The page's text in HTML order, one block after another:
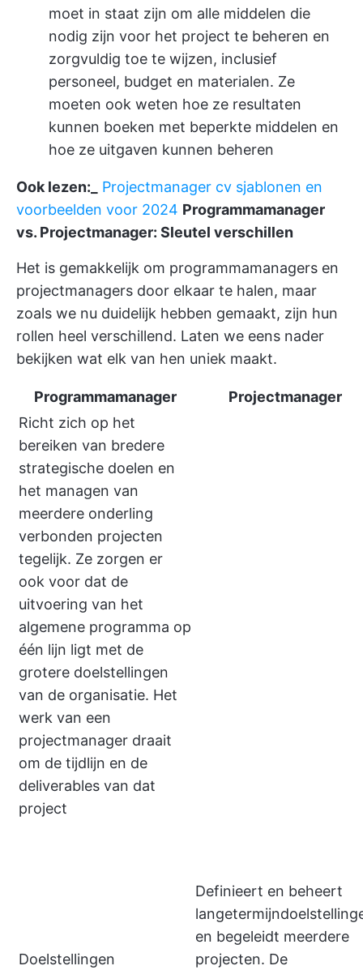
moet in staat zijn om alle middelen die
nodig zijn voor het project te beheren en
zorgvuldig toe te wijzen, inclusief
personeel, budget en materialen. Ze
moeten ook weten hoe ze resultaten
kunnen boeken met beperkte middelen en
hoe ze uitgaven kunnen beheren
Ook lezen:_
Projectmanager cv sjablonen en
voorbeelden voor 2024 Programmamanager
vs. Projectmanager: Sleutel verschillen
Het is gemakkelijk om programmamanagers en
projectmanagers door elkaar te halen, maar
zoals we nu duidelijk hebben gemaakt, zijn hun
rollen heel verschillend. Laten we eens nader
bekijken wat elk van hen uniek maakt.
Programmamanager
Projectmanager
Richt zich op het
bereiken van bredere
strategische doelen en
het managen van
meerdere onderling
verbonden projecten
tegelijk. Ze zorgen er
ook voor dat de
uitvoering van het
algemene programma op
één lijn ligt met de
grotere doelstellingen
van de organisatie. Het
werk van een
projectmanager draait
om de tijdlijn en de
deliverables van dat
project
Doelstellingen
Definieert en beheert
en begeleidt meerdere
projecten. De